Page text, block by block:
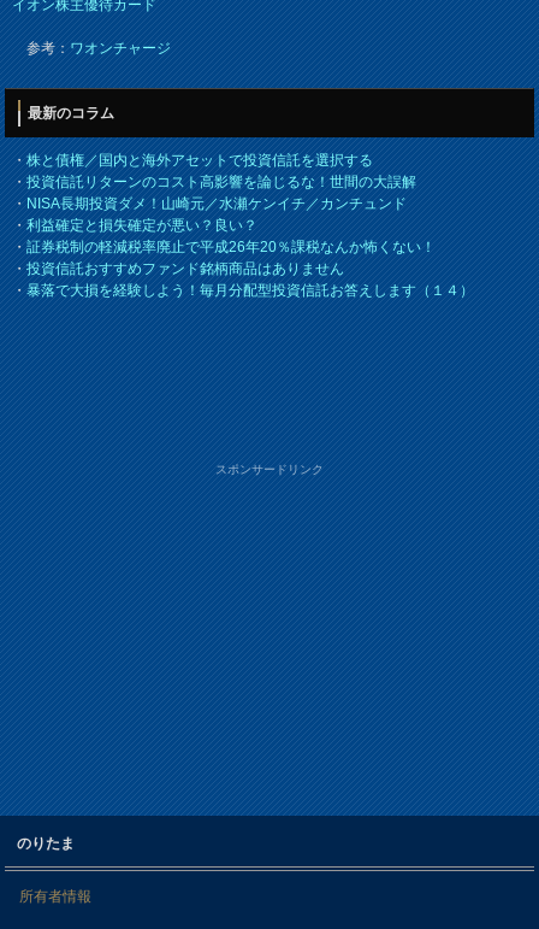
イオン株主優待カード
参考：ワオンチャージ
最新のコラム
・株と債権／国内と海外アセットで投資信託を選択する
・投資信託リターンのコスト高影響を論じるな！世間の大誤解
・NISA長期投資ダメ！山崎元／水瀬ケンイチ／カンチュンド
・利益確定と損失確定が悪い？良い？
・証券税制の軽減税率廃止で平成26年20％課税なんか怖くない！
・投資信託おすすめファンド銘柄商品はありません
・暴落で大損を経験しよう！毎月分配型投資信託お答えします（１４）
スポンサードリンク
のりたま
所有者情報